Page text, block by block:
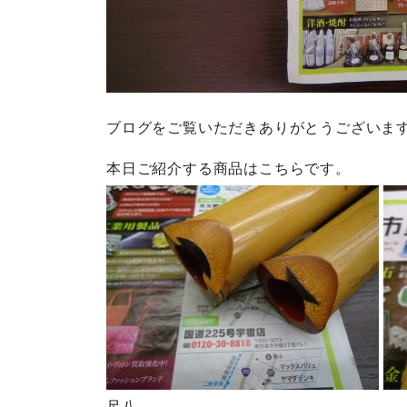
ブログをご覧いただきありがとうございま
本日ご紹介する商品はこちらです。